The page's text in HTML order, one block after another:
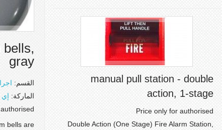
bells,
gray
القسم:
الماركة:
bells are
manual pull station - double
action, 1-stage
Price only for authorised
Double Action (One Stage) Fire Alarm Station,